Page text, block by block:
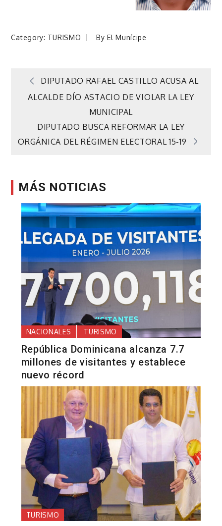
Category: TURISMO ByEl Munícipe
Navegación
entradas
DIPUTADO RAFAEL CASTILLO ACUSA AL
ALCALDE DÍO ASTACIO DE VIOLAR LA LEY
MUNICIPAL
DIPUTADO BUSCA REFORMAR LA LEY
ORGÁNICA DEL RÉGIMEN ELECTORAL 15-19
MÁS NOTICIAS
NACIONALES TURISMO
República Dominicana alcanza 7.7
millones de visitantes y establece
nuevo récord
TURISMO